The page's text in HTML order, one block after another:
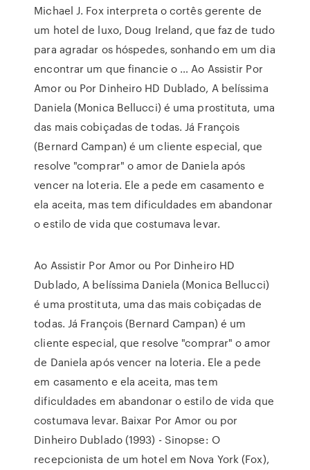
Michael J. Fox interpreta o cortês gerente de
um hotel de luxo, Doug Ireland, que faz de tudo
para agradar os hóspedes, sonhando em um dia
encontrar um que financie o … Ao Assistir Por
Amor ou Por Dinheiro HD Dublado, A belíssima
Daniela (Monica Bellucci) é uma prostituta, uma
das mais cobiçadas de todas. Já François
(Bernard Campan) é um cliente especial, que
resolve "comprar" o amor de Daniela após
vencer na loteria. Ele a pede em casamento e
ela aceita, mas tem dificuldades em abandonar
o estilo de vida que costumava levar.
Ao Assistir Por Amor ou Por Dinheiro HD
Dublado, A belíssima Daniela (Monica Bellucci)
é uma prostituta, uma das mais cobiçadas de
todas. Já François (Bernard Campan) é um
cliente especial, que resolve "comprar" o amor
de Daniela após vencer na loteria. Ele a pede
em casamento e ela aceita, mas tem
dificuldades em abandonar o estilo de vida que
costumava levar. Baixar Por Amor ou por
Dinheiro Dublado (1993) - Sinopse: O
recepcionista de um hotel em Nova York (Fox),